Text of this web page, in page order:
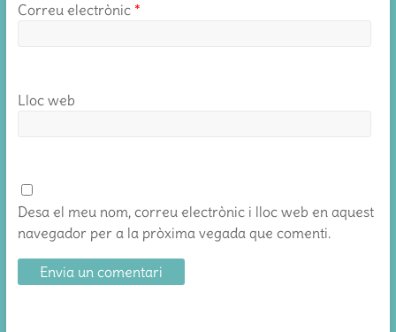
Correu electrònic *
Lloc web
Desa el meu nom, correu electrònic i lloc web en aquest
navegador per a la pròxima vegada que comenti.